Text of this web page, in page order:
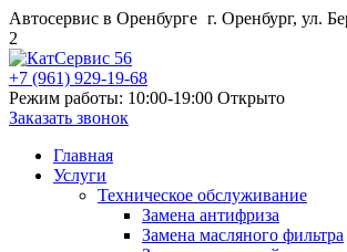
Автосервис в Оренбурге г. Оренбург, ул.
2
+7 (961) 929-19-68
Режим работы: 10:00-19:00 Открыто
Заказать звонок
Главная
Услуги
Техническое обслуживание
Замена антифриза
Замена масляного фильтра